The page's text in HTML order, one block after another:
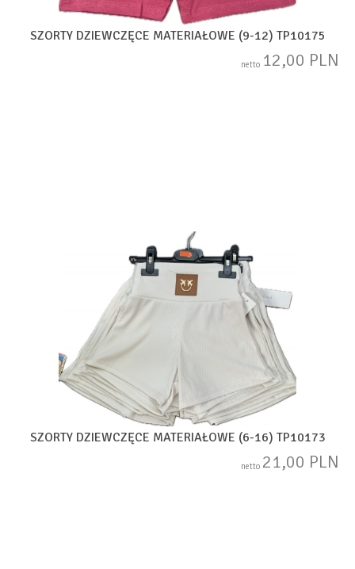
SZORTY DZIEWCZĘCE MATERIAŁOWE (9-12) TP10175
netto 12,00 PLN
SZORTY DZIEWCZĘCE MATERIAŁOWE (6-16) TP10173
netto 21,00 PLN